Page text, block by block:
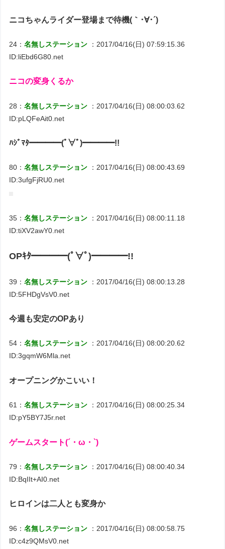
ニコちゃんライダー登場まで待機(｀･∀･´)
24：名無しステーション
：2017/04/16(日) 07:59:15.36
ID:liEbd6G80.net
ニコの変身くるか
28：名無しステーション
：2017/04/16(日) 08:00:03.62
ID:pLQFeAit0.net
ﾊｼﾞﾏﾀ━━━━(ﾟ∀ﾟ)━━━━!!
80：名無しステーション
：2017/04/16(日) 08:00:43.69
ID:3ufgFjRU0.net
35：名無しステーション
：2017/04/16(日) 08:00:11.18
ID:tiXV2awY0.net
OPｷﾀ━━━━(ﾟ∀ﾟ)━━━━!!
39：名無しステーション
：2017/04/16(日) 08:00:13.28
ID:5FHDgVsV0.net
今週も安定のOPあり
54：名無しステーション
：2017/04/16(日) 08:00:20.62
ID:3gqmW6Mla.net
オープニングかこいい！
61：名無しステーション
：2017/04/16(日) 08:00:25.34
ID:pY5BY7J5r.net
ゲームスタート(´・ω・`)
79：名無しステーション
：2017/04/16(日) 08:00:40.34
ID:BqIIt+AI0.net
ヒロインは二人とも変身か
96：名無しステーション
：2017/04/16(日) 08:00:58.75
ID:c4z9QMsV0.net